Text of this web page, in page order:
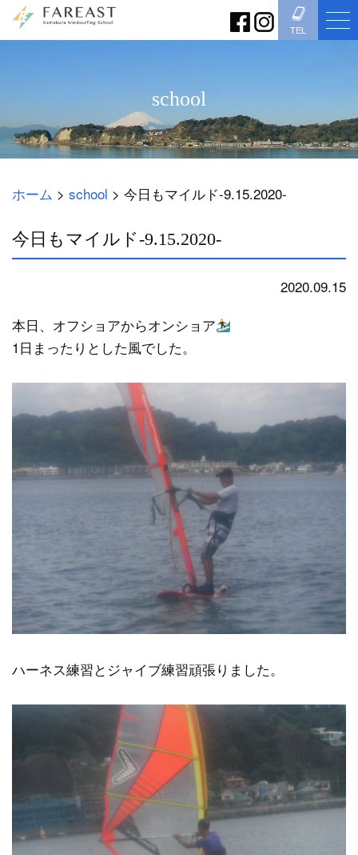
TEL
school
ホーム > school > 今日もマイルド-9.15.2020-
今日もマイルド-9.15.2020-
2020.09.15
本日、オフショアからオンショア
1日まったりとした風でした。
ハーネス練習とジャイブ練習頑張りました。